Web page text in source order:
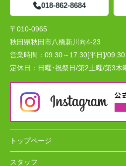
018-862-8684
〒010-0965
秋田県秋田市八橋新川向4-23
営業時間： 09:30～17:30[平日]/
定休日： 日曜･祝祭日/第2土曜/第3木
トップページ
スタッフ